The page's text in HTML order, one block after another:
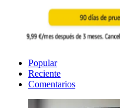
Popular
Reciente
Comentarios